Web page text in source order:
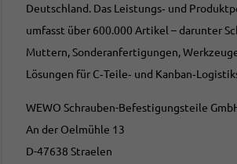
Deutschland. Das Leistungs‑ und
umfasst über 600.000 Artikel – darunter
Muttern, Sonderanfertigungen,
Lösungen für C‑Teile‑ und
WEWO Schrauben-Befestigungsteile
An der Oelmühle 13
D-47638 Straelen